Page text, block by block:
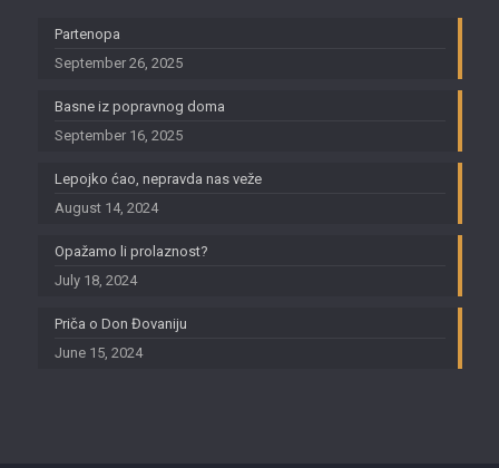
Partenopa
September 26, 2025
Basne iz popravnog doma
September 16, 2025
Lepojko ćao, nepravda nas veže
August 14, 2024
Opažamo li prolaznost?
July 18, 2024
Priča o Don Đovaniju
June 15, 2024